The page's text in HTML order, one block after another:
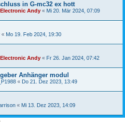
in G-mc32 ex hott
Electronic Andy « Mi 20. Mär 2024, 07:09
« Mo 19. Feb 2024, 19:30
Electronic Andy « Fr 26. Jan 2024, 07:42
Anhänger modul
« Do 21. Dez 2023, 13:49
« Mi 13. Dez 2023, 14:09